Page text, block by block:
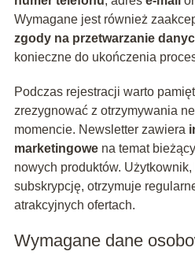
Wymagane jest również
zgody na przetwarzanie
konieczne do ukończenia
Podczas rejestracji warto
zrezygnować z otrzymywania
momencie. Newsletter zawiera
marketingowena temat
nowych produktów.
subskrypcję, otrzymuje
atrakcyjnych ofertach.
Wymagane dane